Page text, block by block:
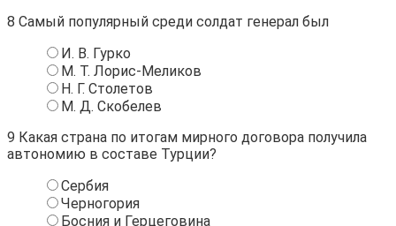
8 Самый популярный среди солдат генерал был
И. В. Гурко
М. Т. Лорис-Меликов
Н. Г. Столетов
М. Д. Скобелев
9 Какая страна по итогам мирного договора получила
автономию в составе Турции?
Сербия
Черногория
Босния и Герцеговина